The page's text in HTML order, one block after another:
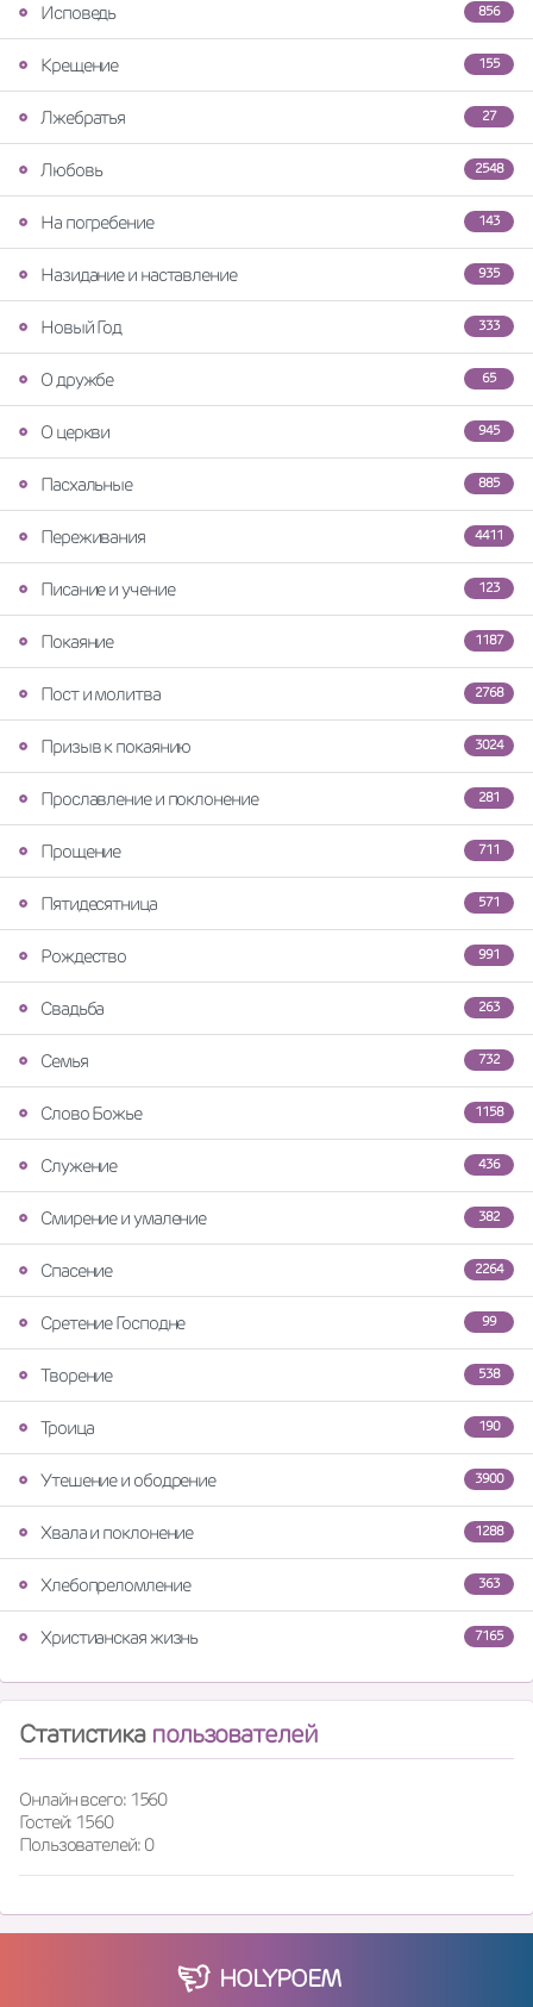
856
Исповедь
155
Крещение
27
Лжебратья
2548
Любовь
143
На погребение
935
Назидание и наставление
333
Новый Год
65
О дружбе
945
О церкви
885
Пасхальные
4411
Переживания
123
Писание и учение
1187
Покаяние
2768
Пост и молитва
3024
Призыв к покаянию
281
Прославление и поклонение
711
Прощение
571
Пятидесятница
991
Рождество
263
Свадьба
732
Семья
1158
Слово Божье
436
Служение
382
Смирение и умаление
2264
Спасение
99
Сретение Господне
538
Творение
190
Троица
3900
Утешение и ободрение
1288
Хвала и поклонение
363
Хлебопреломление
7165
Христианская жизнь
Статистика пользователей
Онлайн всего: 1560
Гостей: 1560
Пользователей: 0
HOLYPOEM